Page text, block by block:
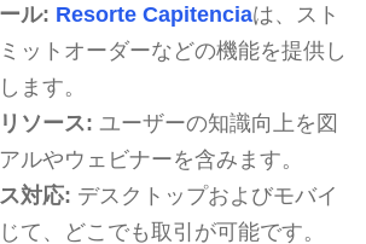
ル: Resorte Capitenciaは、スト
ットオーダーなどの機能を提供し
ます。
ソース: ユーザーの知識向上を図
ルやウェビナーを含みます。
対応: デスクトップおよびモバイ
て、どこでも取引が可能です。